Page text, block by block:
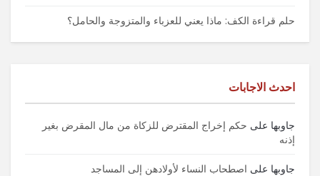
حلم قراءة الكف: ماذا يعني للعزباء والمتزوجة والحامل؟
احدث الاجابات
جاوبها على حكم إخراج المقترض للزكاة من مال المقرض بغير
إذنه
جاوبها على اصطحاب النساء لأولادهن إلى المساجد